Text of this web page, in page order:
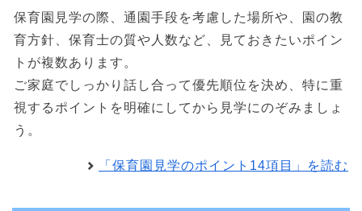
保育園見学の際、通園手段を考慮した場所や、園の教
育方針、保育士の質や人数など、見ておきたいポイン
トが複数あります。
ご家庭でしっかり話し合って優先順位を決め、特に重
視するポイントを明確にしてから見学にのぞみましょ
う。
「保育園見学のポイント14項目」を読む